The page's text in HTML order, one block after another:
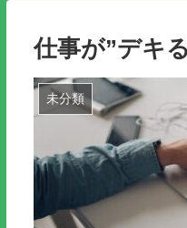
仕事が”デキ
未分類